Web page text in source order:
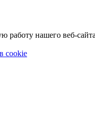
нашего веб-
cookie